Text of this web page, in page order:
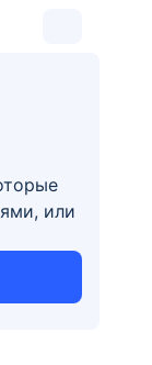
или